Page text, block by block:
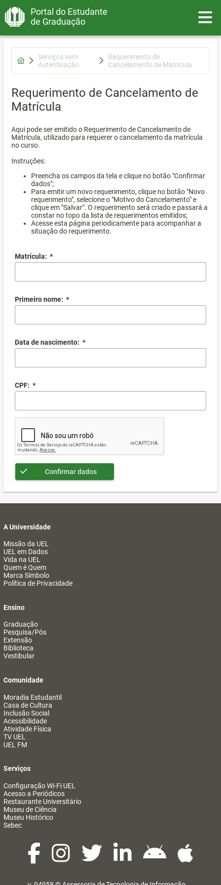
Portal do Estudante
de Graduação
Serviços sem
Autenticação
Requerimento de
Cancelamento de Matrícula
Requerimento de Cancelamento de
Matrícula
Aqui pode ser emitido o Requerimento de Cancelamento de
Matrícula, utilizado para requerer o cancelamento da matrícula
no curso.
Instruções:
Preencha os campos da tela e clique no botão "Confirmar
dados";
Para emitir um novo requerimento, clique no botão "Novo
requerimento", selecione o "Motivo do Cancelamento" e
clique em "Salvar". O requerimento será criado e passará a
constar no topo da lista de requerimentos emitidos;
Acesse esta página periodicamente para acompanhar a
situação do requerimento.
Matrícula: *
Primeiro nome: *
Data de nascimento: *
CPF: *
Confirmar dados
A Universidade
Missão da UEL
UEL em Dados
Vida na UEL
Quem é Quem
Marca Símbolo
Política de Privacidade
Ensino
Graduação
Pesquisa/Pós
Extensão
Biblioteca
Vestibular
Comunidade
Moradia Estudantil
Casa de Cultura
Inclusão Social
Acessibilidade
Atividade Física
TV UEL
UEL FM
Serviços
Configuração Wi-Fi UEL
Acesso a Periódicos
Restaurante Universitário
Museu de Ciência
Museu Histórico
Sebec